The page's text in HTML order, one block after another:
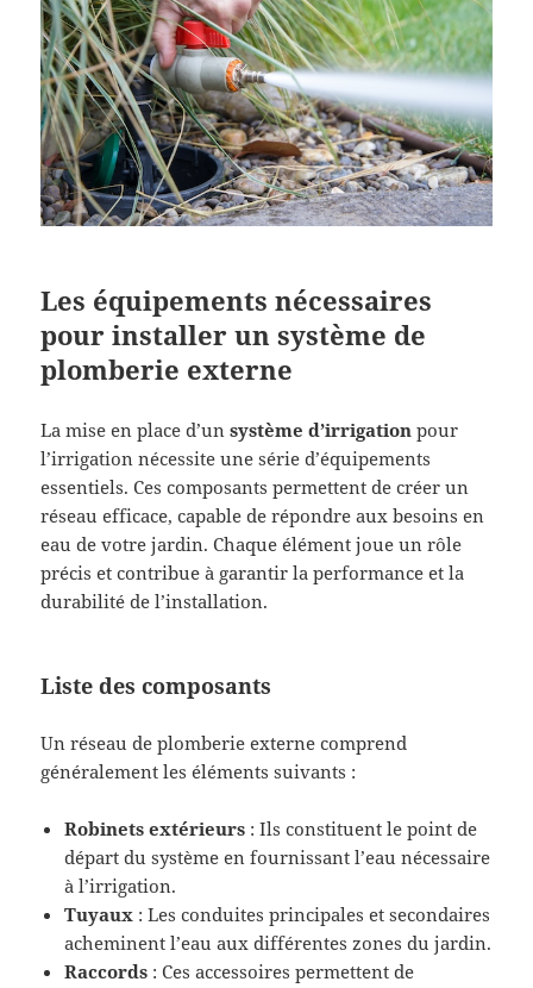
Les équipements nécessaires
pour installer un système de
plomberie externe
La mise en place d’unsystème d’irrigation pour
l’irrigation nécessite une série d’équipements
essentiels. Ces composants permettent de créer un
réseau efficace, capable de répondre aux besoins en
eau de votre jardin. Chaque élément joue un rôle
précis et contribue à garantir la performance et la
durabilité de l’installation.
Liste des composants
Un réseau de plomberie externe comprend
généralement les éléments suivants :
Robinets extérieurs : Ils constituent le point de
départ du système en fournissant l’eau nécessaire
à l’irrigation.
Tuyaux : Les conduites principales et secondaires
acheminent l’eau aux différentes zones du jardin.
Raccords : Ces accessoires permettent de